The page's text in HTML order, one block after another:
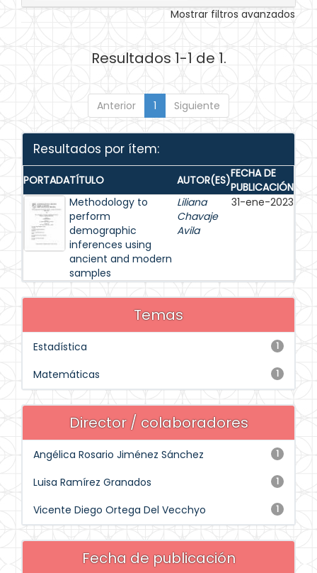
Mostrar filtros avanzados
Resultados 1-1 de 1.
Anterior 1 Siguiente
Resultados por ítem:
PORTADATÍTULO AUTOR(ES)FECHA DE
PUBLICACIÓN
Methodology to
perform
demographic
inferences using
ancient and modern
samples
Liliana
Chavaje
Avila
31-ene-2023
Temas
1
Estadística
1
Matemáticas
Director / colaboradores
1
Angélica Rosario Jiménez Sánchez
1
Luisa Ramírez Granados
1
Vicente Diego Ortega Del Vecchyo
Fecha de publicación